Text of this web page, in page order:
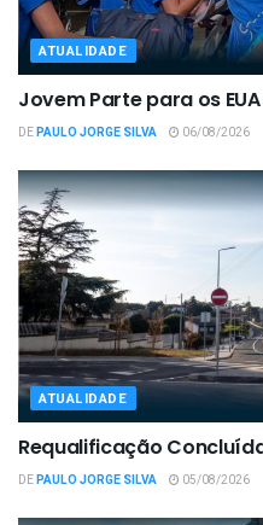
ATUALIDADE
Jovem Parte para os
DEPAULO JORGE SILVA 06/08/2026
ATUALIDADE
Requalificação
DEPAULO JORGE SILVA 05/08/2026